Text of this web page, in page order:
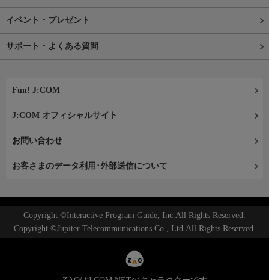
イベント・プレゼント
サポート・よくある質問
Fun! J:COM
J:COM オフィシャルサイト
お問い合わせ
お客さまのデータ利用･外部送信について
Copyright ©Interactive Program Guide, Inc.All Rights Reserved.
Copyright ©Jupiter Telecommunications Co., Ltd.All Rights Reserved.